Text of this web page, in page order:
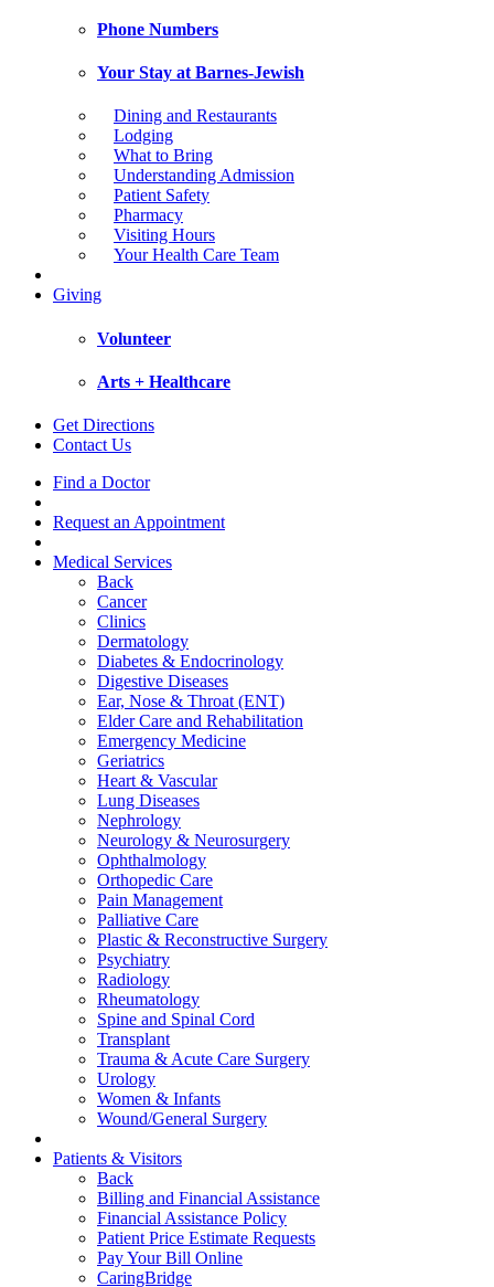
Phone Numbers
Your Stay at Barnes-Jewish
Dining and Restaurants
Lodging
What to Bring
Understanding Admission
Patient Safety
Pharmacy
Visiting Hours
Your Health Care Team
Giving
Volunteer
Arts + Healthcare
Get Directions
Contact Us
Find a Doctor
Request an Appointment
Medical Services
Back
Cancer
Clinics
Dermatology
Diabetes & Endocrinology
Digestive Diseases
Ear, Nose & Throat (ENT)
Elder Care and Rehabilitation
Emergency Medicine
Geriatrics
Heart & Vascular
Lung Diseases
Nephrology
Neurology & Neurosurgery
Ophthalmology
Orthopedic Care
Pain Management
Palliative Care
Plastic & Reconstructive Surgery
Psychiatry
Radiology
Rheumatology
Spine and Spinal Cord
Transplant
Trauma & Acute Care Surgery
Urology
Women & Infants
Wound/General Surgery
Patients & Visitors
Back
Billing and Financial Assistance
Financial Assistance Policy
Patient Price Estimate Requests
Pay Your Bill Online
CaringBridge